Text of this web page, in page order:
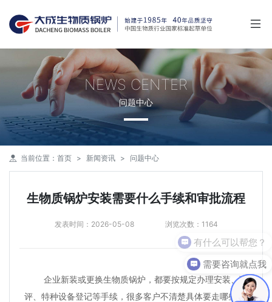
NEWS CENTER
问题中心
当前位置： 首页 新闻资讯 问题中心
生物质锅炉安装需要什么手续和审批流程
发表时间：2026-05-08 浏览次数：1164
企业新装或更换生物质锅炉，都要按规定办理安装、环
评、特种设备登记等手续，很多客户不清楚具体要走哪些流
需要咨询就点我